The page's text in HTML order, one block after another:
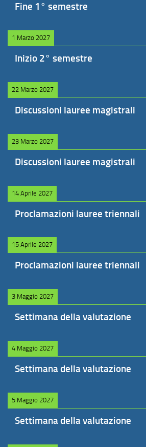
Fine 1° semestre
1 Marzo 2027
Inizio 2° semestre
22 Marzo 2027
Discussioni lauree magistrali
23 Marzo 2027
Discussioni lauree magistrali
14 Aprile 2027
Proclamazioni lauree triennali
15 Aprile 2027
Proclamazioni lauree triennali
3 Maggio 2027
Settimana della valutazione
4 Maggio 2027
Settimana della valutazione
5 Maggio 2027
Settimana della valutazione